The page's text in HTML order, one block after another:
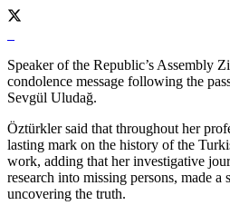
Speaker of the Republic’s Assembly
condolence message following the
Sevgül Uludağ.
Öztürkler said that throughout her
lasting mark on the history of the
work, adding that her investigative
research into missing persons, made
uncovering the truth.